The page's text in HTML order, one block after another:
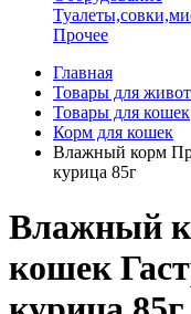
Прочее
Главная
Товары для
Товары для кошек
Корм для кошек
Влажный корм
курица 85г
Влажный
кошек